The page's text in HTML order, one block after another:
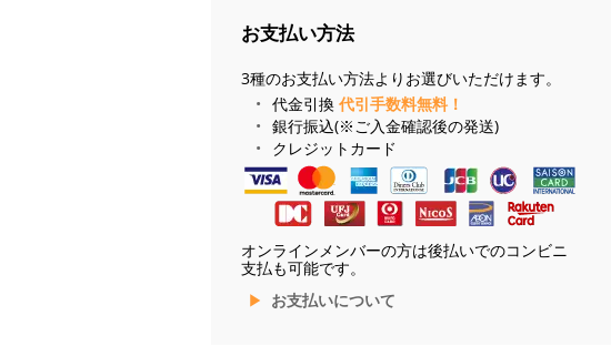
お支払い方法
3種のお支払い方法よりお選びいただけます。
代金引換 代引手数料無料！
銀行振込(※ご入金確認後の発送)
クレジットカード
オンラインメンバーの方は後払いでのコンビニ
支払も可能です。
お支払いについて